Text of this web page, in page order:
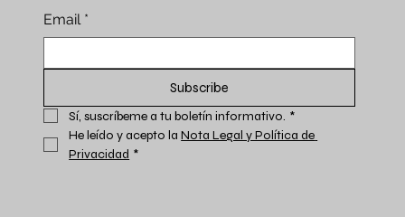
Email *
Subscribe
Sí, suscríbeme a tu boletín informativo. *
He leído y acepto la Nota Legal y Política de
Privacidad *